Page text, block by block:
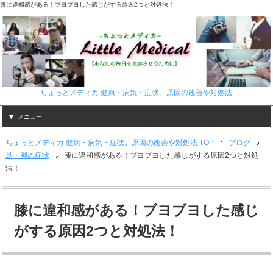
膝に違和感がある！ブヨブヨした感じがする原因2つと対処法！
ちょっとメディカ 健康・病気・症状。原因の改善や対処法
メニュー
ちょっとメディカ 健康・病気・症状。原因の改善や対処法 TOP
ブログ
足・脚の症状
膝に違和感がある！ブヨブヨした感じがする原因2つと対処
法！
膝に違和感がある！ブヨブヨした感じ
がする原因2つと対処法！